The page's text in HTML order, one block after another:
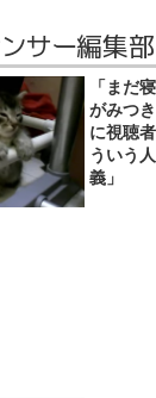
サー編集
「まだ
がみつ
に視聴
ういう
義」